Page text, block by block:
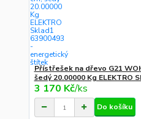
Přístřešek na dřevo G21
šedý 20.00000 Kg ELEKTRO
3 170 Kč/ks
Do košíku